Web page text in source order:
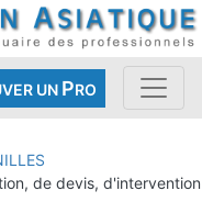
UN PRO
de devis, d'intervention